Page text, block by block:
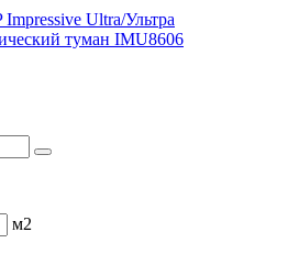
Ultra/Ультра
туман IMU8606
м2